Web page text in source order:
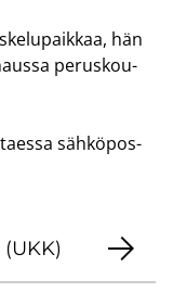
hän
pe­rus­kou­
säh­kö­pos­